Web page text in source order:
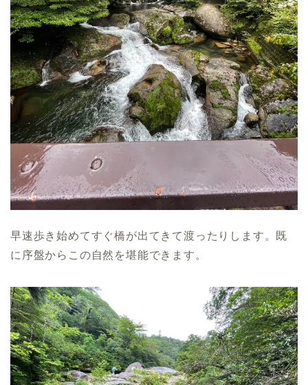
早速歩き始めてすぐ橋が出てきて渡ったりします。既
に序盤からこの自然を堪能できます。